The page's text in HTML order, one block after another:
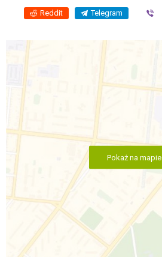
Reddit Telegram
Pokaż na mapie